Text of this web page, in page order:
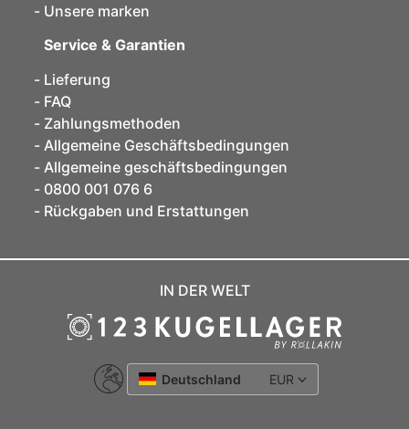
Unsere marken
Service & Garantien
Lieferung
FAQ
Zahlungsmethoden
Allgemeine Geschäftsbedingungen
Allgemeine geschäftsbedingungen
0800 001 076 6
Rückgaben und Erstattungen
IN DER WELT
Deutschland EUR